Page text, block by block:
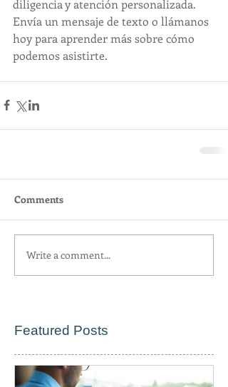
diligencia y atención personalizada.
Envía un mensaje de texto o llámanos
hoy para aprender más sobre cómo
podemos asistirte.
Comments
Write a comment...
Featured Posts